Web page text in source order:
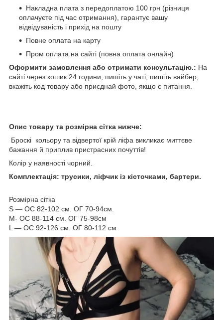
Накладна плата з передоплатою 100 грн (різниця
оплачуєте під час отримання), гарантує вашу
відвідуваність і прихід на пошту
Повне оплата на карту
Пром оплата на сайті (повна оплата онлайн)
Оформити замовлення або отримати консультацію.: На
сайті через кошик 24 години, пишіть у чаті, пишіть вайбер,
вкажіть код товару або приєднай фото, якщо є питання.
Опис товару та розмірна сітка нижче:
Броскі кольору та відвертої крій ліфа викликає миттєве
бажання й приплив пристрасних почуттів!
Колір у наявності чорний.
Комплектація: трусики, ліфчик із кісточками, бартери.
Розмірна сітка
S — ОС 82-102 см. ОГ 70-94см.
M- ОС 88-114 см. ОГ 75-98см
L — ОС 92-126 см. ОГ 80-112 см